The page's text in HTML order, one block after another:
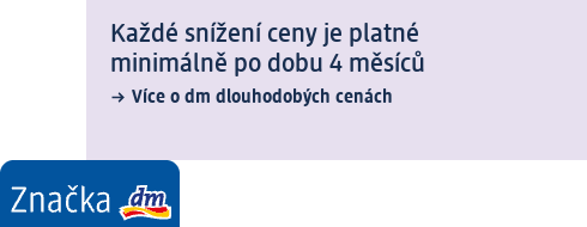
Každé snížení ceny je platné
minimálně po dobu 4 měsíců
Více o dm dlouhodobých cenách